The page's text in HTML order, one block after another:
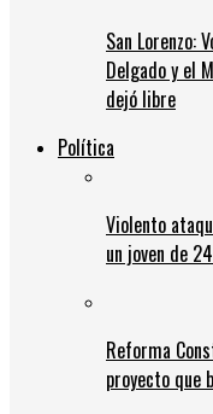
San Lorenzo:
Delgado y el
dejó libre
Política
Violento
un joven de
Reforma
proyecto que